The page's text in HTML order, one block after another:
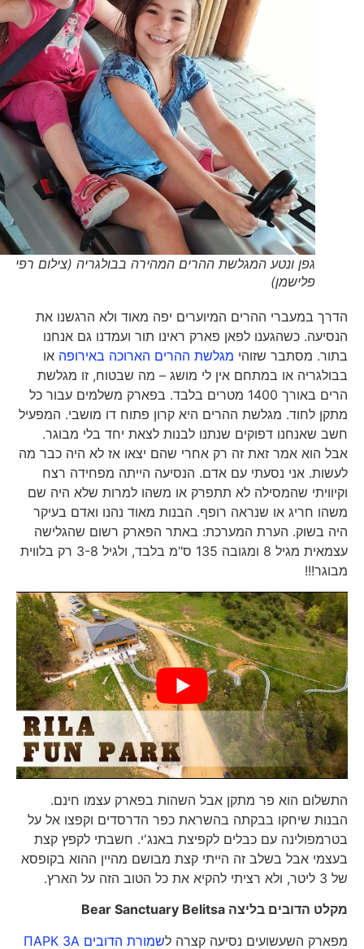
גפן ונטע המגלשת ההרים המהירה בבולגריה (צילום רפי
פלישמן)
הדרך במעברי ההרים המיוערים יפה מאוד ולא הרגשנו את
הנסיעה. כשהגענו לפאן פארק ראינו תור ועמדנו גם אנחנו
בתור. מסתבר שזוהימגלשת ההרים הארוכה באירופהאו
בבולגריה או במתחם אין לי מושג – מה שבטוח, זו מגלשת
הרים באורך 1400 מטרים בלבד. בפארק משלמים עבור כל
מתקן לחוד. מגלשת ההרים היא קרון פתוח דו מושבי. המפעיל
חשב שאנחנו דפוקים שנתנו לבנות לצאת יחד בלי מבוגר.
אבל הוא אמר זאת זה רק אחרי שהם יצאו אז לא היה כבר מה
לעשות. אני נסעתי עם אדם. הנסיעה הייתה מפחידה רצח
וקיוויתי שהמסילה לא תתפרק או משהו למרות שלא היה שם
משהו חריג או שנראה רופף. הבנות מאוד נהנו ואדם בעיקר
היה בשוק. הערת המערכת: באתר הפארק רשום שהגלישה
עצמאית מגיל 8 ומגובה 135 ס"מ בלבד, ולגיל 3-8 רק בלווית
מבוגר!!!
התשלום הוא פר מתקן אבל השהות בפארק עצמו חינם.
הבנות שיחקו בבקתה בהשראת כפר הדרסדים וקפצו אל על
בטרמפולינה עם כבלים לקפיצת באנג'י. חשבתי לקפץ קצת
בעצמי אבל בשלב זה הייתי קצת מבושם מהיין ההוא בקופסא
של 3 ליטר, ולא רציתי להקיא את כל הטוב הזה על הארץ.
מקלט הדובים בליצהBear Sanctuary Belitsa
מפארק השעשועים נסיעה קצרה ל
שמורת הדובים ПАРК ЗА